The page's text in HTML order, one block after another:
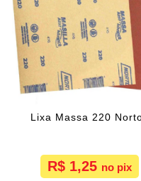
Lixa Massa 220
R$ 1,25